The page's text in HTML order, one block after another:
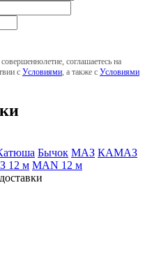
соглашаетесь на
с Условиями , а также с Условиями
Бычок МАЗ КАМАЗ
12 м MAN 12 м